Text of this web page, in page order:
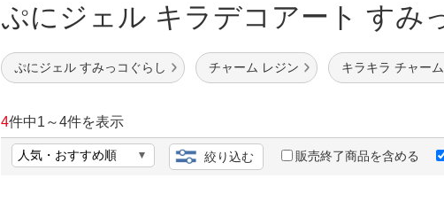
カテゴリ一覧からさがす
ご利用ガイド
ぷにジェル キラデコアート すみ
ぷにジェル すみっコぐらし チャーム レジン キラキラ チャーム
4件中1 ～4件を表示
絞り込む 販売終了商品を含める